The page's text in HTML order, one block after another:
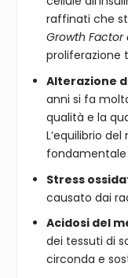
raffinati che
Growth Factor
proliferazione
Alterazione
anni si fa
qualità e la
L’equilibrio
fondamentale
Stress
causato dai
Acidosi del
dei tessuti di
circonda e